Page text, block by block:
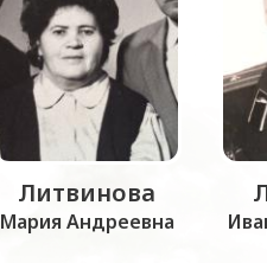
Литвинова
Мария Андреевна